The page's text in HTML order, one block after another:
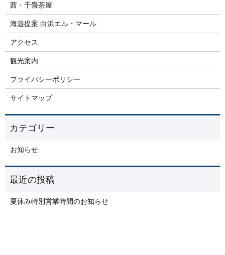
茜・千畳茶屋
海遊提案 白浜エル・マール
アクセス
観光案内
プライバシーポリシー
サイトマップ
お知らせ
夏休み特別営業時間のお知らせ